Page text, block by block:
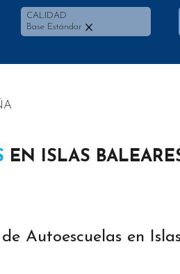
CALIDAD
Base Estándar
EN ISLAS
Autoescuelas en